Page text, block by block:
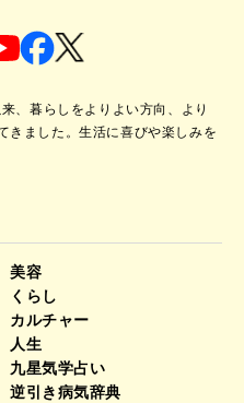
、暮らしをよりよい方向、より
きました。生活に喜びや楽しみを
美容
くらし
カルチャー
人生
九星気学占い
逆引き病気辞典